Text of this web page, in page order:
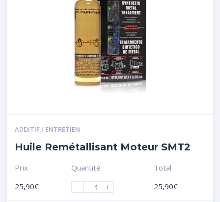
ADDITIF / ENTRETIEN
Huile Remétallisant Moteur SMT2
Prix
25,90€
Quantité
-
+
Total
25,90€